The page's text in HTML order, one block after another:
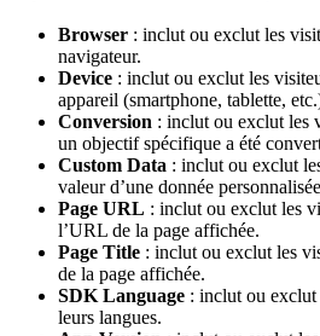
Browser : inclut ou exclut les
navigateur.
Device : inclut ou exclut les
appareil (smartphone, tablette,
Conversion : inclut ou exclut les
un objectif spécifique a été
Custom Data : inclut ou exclut
valeur d’une donnée
Page URL : inclut ou exclut les
l’URL de la page affichée.
Page Title : inclut ou exclut les
de la page affichée.
SDK Language : inclut ou
leurs langues.